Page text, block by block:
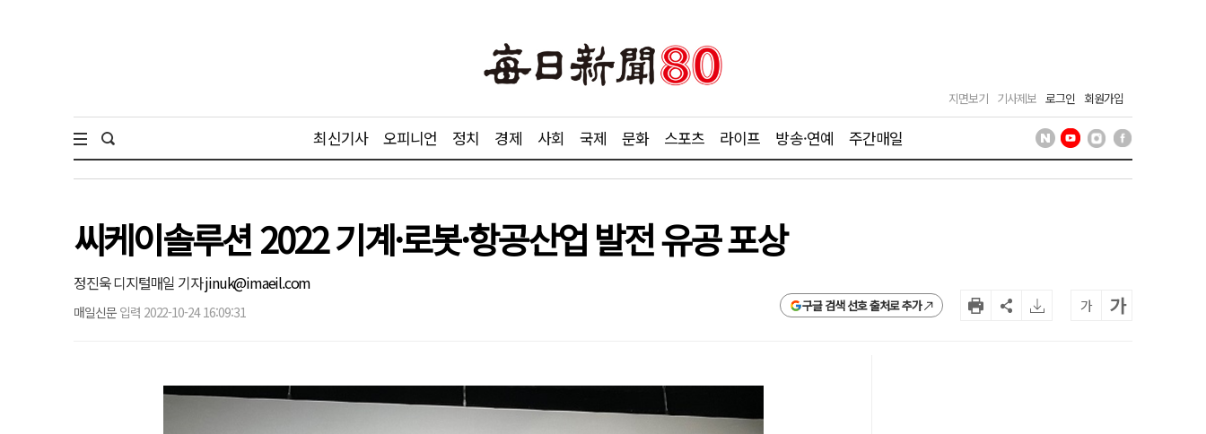
지면보기 기사제보 로그인 회원가입
최신기사 오피니언 정치 경제 사회 국제 문화 스포츠 라이프 방송·연예 주간매일
씨케이솔루션 2022 기계·로봇·항공산업 발전 유공 포상
정진욱 디지털매일 기자jinuk@imaeil.com
매일신문 입력 2022-10-24 16:09:31 구글 검색 선호 출처로 추가 가 가